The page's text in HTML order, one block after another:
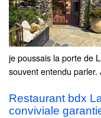
je poussais la porte de
souvent entendu parler.
Restaurant bdx
conviviale